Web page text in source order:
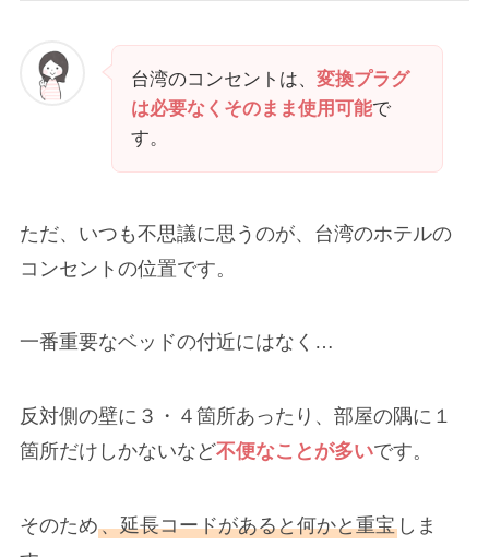
台湾のコンセントは、 変換プラグ
は必要なくそのまま使用可能で
す。
ただ、いつも不思議に思うのが、台湾のホテルの
コンセントの位置です。
一番重要なベッドの付近にはなく…
反対側の壁に３・４箇所あったり、部屋の隅に１
箇所だけしかないなど不便なことが多いです。
そのため、延長コードがあると何かと重宝しま